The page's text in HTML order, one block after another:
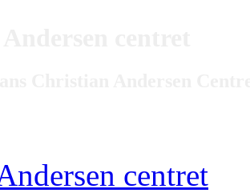
centret